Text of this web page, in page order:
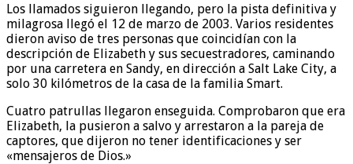
Los llamados siguieron llegando, pero la pista definitiva y
milagrosa llegó el 12 de marzo de 2003. Varios residentes
dieron aviso de tres personas que coincidían con la
descripción de Elizabeth y sus secuestradores, caminando
por una carretera en Sandy, en dirección a Salt Lake City, a
solo 30 kilómetros de la casa de la familia Smart.
Cuatro patrullas llegaron enseguida. Comprobaron que era
Elizabeth, la pusieron a salvo y arrestaron a la pareja de
captores, que dijeron no tener identificaciones y ser
«mensajeros de Dios.»